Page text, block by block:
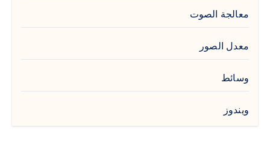
معالجة الصوت
معدل الصور
وسائط
ويندوز